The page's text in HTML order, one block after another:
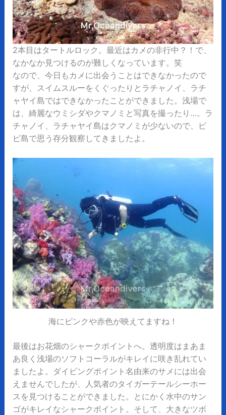
2本目はタートルロック。最近はカメの非行中？！で、
なかなか見つけるのが難しくなっています。笑
なので、今日もカメに出会うことはできなかったので
すが、スイムスルーをくぐったりとラチャノイ、ラチ
ャヤイ島ではできなかったことができました。浅場で
は、綺麗なウミシダやクマノミと写真を撮ったり…。ラ
チャノイ、ラチャヤイ島はクマノミが少ないので、ピ
ピ島で思う存分観察してきましたよ。
海にピンクや赤色が映えてますね！
最後はお花畑のシャークポイントへ。透明度はまあま
あ良く浅場のソフトコーラルがキレイに咲き乱れてい
ましたよ。ダイビングポイント名由来のサメには出会
えませんでしたが、人気者のタイガーテールシーホー
スを見つけることができました。とにかく水中のサン
ゴがキレイなシャークポイント。そして、大きなツボ